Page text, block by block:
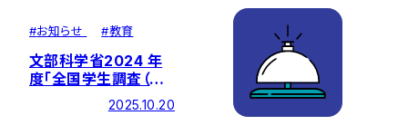
#お知らせ #教育
文部科学省2024 年
度「全国学生調査（第
４回試行実施）ポジテ
ィブリスト」で看護学
2025.10.20